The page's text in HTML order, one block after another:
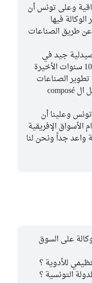
وعلى تونس أن
فيها
عن طريق الصناعات
جيد في
تطوير الصناعات
الأدوية والمواد الأولوية مثل ال composé
وعلينا أن
الإفريقية
واعد جداً ونحن لنا
على السوق
للأدوية ؟
التونسية ؟